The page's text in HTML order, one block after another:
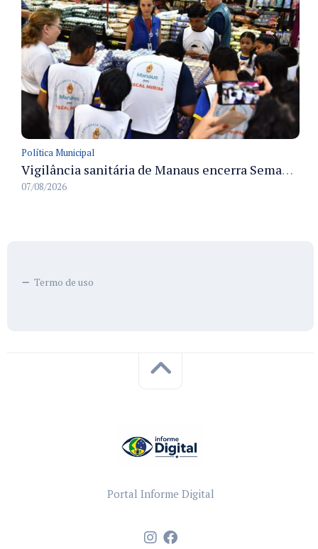
Política Municipal
Vigilância sanitária de Manaus encerra Semana da Vigilância com painel para médicos recém-formados e projeto Fiscal Mirim
07/08/2026
Termo de uso
Portal Informe Digital